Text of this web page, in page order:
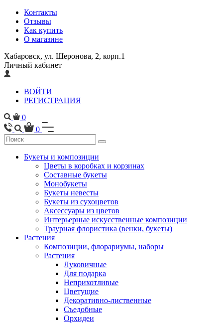
Контакты
Отзывы
Как купить
О магазине
Хабаровск, ул. Шеронова, 2, корп.1
Личный кабинет
ВОЙТИ
РЕГИСТРАЦИЯ
0
0
Букеты и композиции
Цветы в коробках и корзинах
Составные букеты
Монобукеты
Букеты невесты
Букеты из сухоцветов
Аксессуары из цветов
Интерьерные искусственные композиции
Траурная флористика (венки, букеты)
Растения
Композиции, флорариумы, наборы
Растения
Луковичные
Для подарка
Неприхотливые
Цветущие
Декоративно-лиственные
Съедобные
Орхидеи